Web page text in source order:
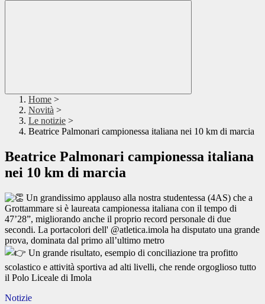
Home >
Novità >
Le notizie >
Beatrice Palmonari campionessa italiana nei 10 km di marcia
Beatrice Palmonari campionessa italiana
nei 10 km di marcia
Un grandissimo applauso alla nostra studentessa (4AS) che a
Grottammare si è laureata campionessa italiana con il tempo di
47’28”, migliorando anche il proprio record personale di due
secondi. La portacolori dell' @atletica.imola ha disputato una grande
prova, dominata dal primo all’ultimo metro
Un grande risultato, esempio di conciliazione tra profitto
scolastico e attività sportiva ad alti livelli, che rende orgoglioso tutto
il Polo Liceale di Imola
Notizie